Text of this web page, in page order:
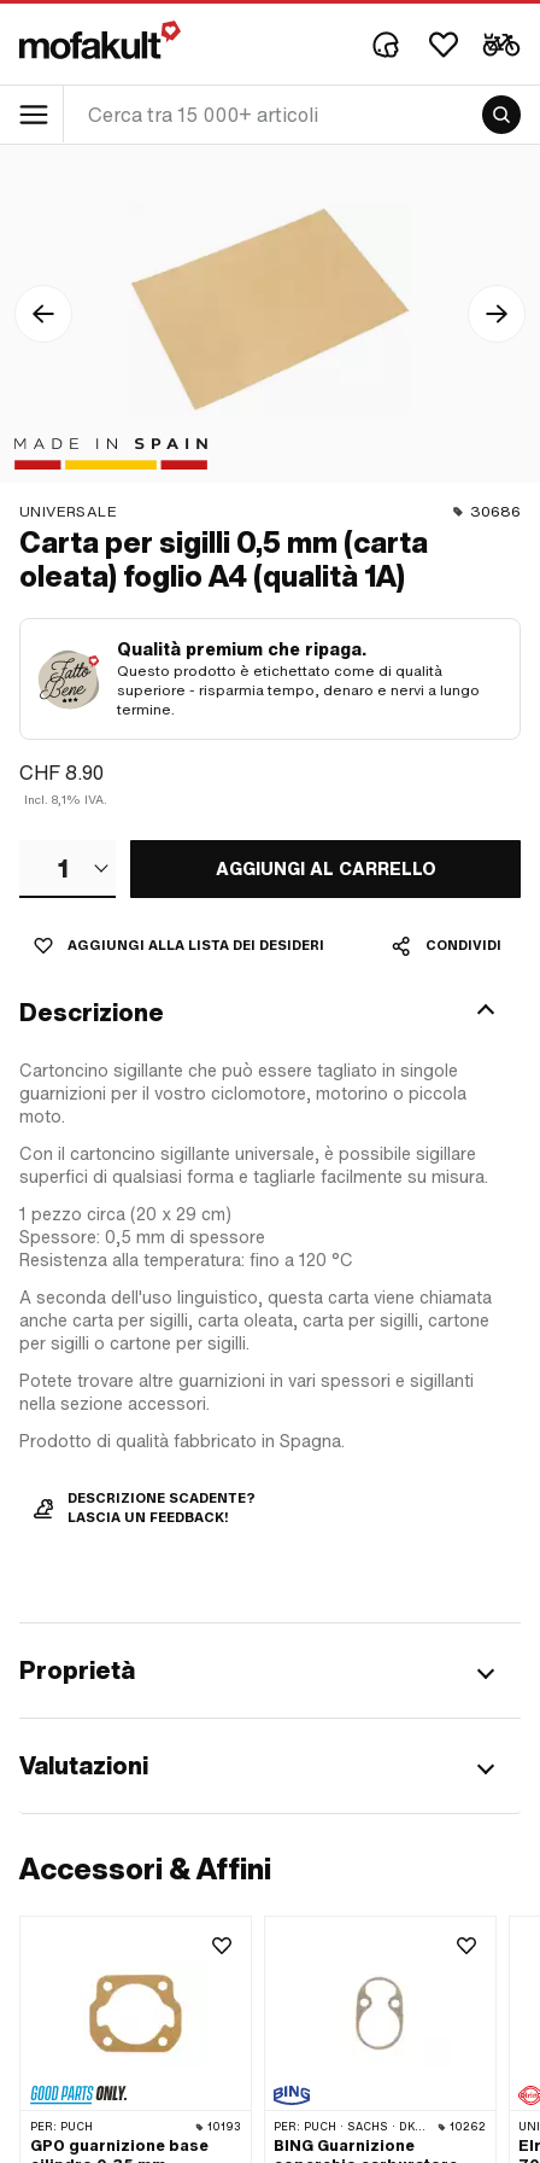
UNIVERSALE 30686
Carta per sigilli 0,5 mm (carta
oleata) foglio A4 (qualità 1A)
Qualità premium che ripaga.
Questo prodotto è etichettato come di qualità
superiore - risparmia tempo, denaro e nervi a lungo
termine.
CHF 8.90
Incl. 8,1% IVA.
1 AGGIUNGI AL CARRELLO
AGGIUNGI ALLA LISTA DEI DESIDERI CONDIVIDI
Descrizione
Cartoncino sigillante che può essere tagliato in singole
guarnizioni per il vostro ciclomotore, motorino o piccola
moto.
Con il cartoncino sigillante universale, è possibile sigillare
superfici di qualsiasi forma e tagliarle facilmente su misura.
1 pezzo circa (20 x 29 cm)
Spessore: 0,5 mm di spessore
Resistenza alla temperatura: fino a 120 °C
A seconda dell'uso linguistico, questa carta viene chiamata
anche carta per sigilli, carta oleata, carta per sigilli, cartone
per sigilli o cartone per sigilli.
Potete trovare altre guarnizioni in vari spessori e sigillanti
nella sezione accessori.
Prodotto di qualità fabbricato in Spagna.
DESCRIZIONE SCADENTE?
LASCIA UN FEEDBACK!
Proprietà
Valutazioni
Accessori & Affini
PER: PUCH 10193
GPO guarnizione base
PER: PUCH · SACHS · DKW · KREIDLER · ZÜNDAPP 10262
BING Guarnizione